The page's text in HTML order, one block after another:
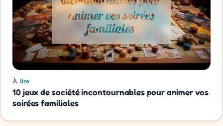
À lire
10 jeux de société incontournables pour animer vos
soirées familiales